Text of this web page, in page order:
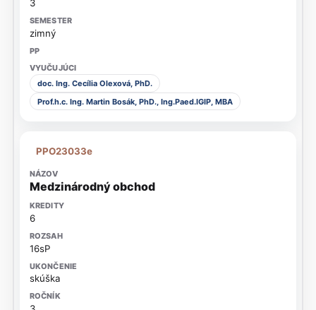
3
zimný
doc. Ing. Cecília Olexová, PhD.
Prof.h.c. Ing. Martin Bosák, PhD., Ing.Paed.IGIP, MBA
PPO23033e
Medzinárodný obchod
6
16sP
skúška